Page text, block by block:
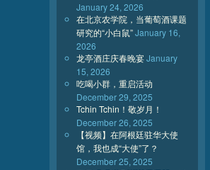
January 24, 2026
在北京农学院，当葡萄酒课题
研究的“小白鼠”January 16,
2026
龙亭酒庄庆春晚宴January
15, 2026
吃喝小群，重启活动
December 29, 2025
Tchin Tchin！敬岁月！
December 26, 2025
【视频】在阿根廷驻华大使
馆，我也成“大使”了？
December 25, 2025